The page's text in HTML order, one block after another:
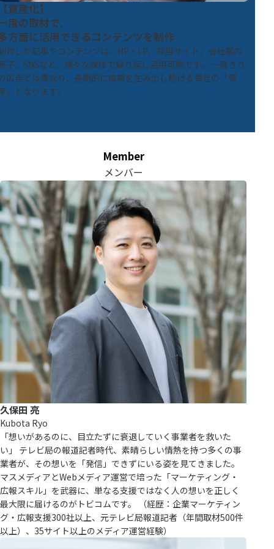
資産化】
度の取材で、
方面に活用できるコンテンツを制作
作した記事やコンテンツは、HP・LP、採用サイト、会社案内
子、SNSなど、様々な媒体で繰り返し活用可能です。 一度きり
広告とは異なり、長期的に成果を生み出し続ける貴社の「資
」となります。
Member
メンバー
久保田 亮
Kubota Ryo
「想いがあるのに、目立たずに衰退していく事業者を救いた
い」 テレビ局の報道記者時代、素晴らしい情熱を持つ多くの事
業者が、その想いを「発信」できずにいる姿を見てきました。
マスメディアとWebメディア運営で培った「マーケティング・
広報スキル」を武器に、単なる支援ではなく人の想いを正しく
最大限に届けるのがトビコムです。 （経歴：企業マーケティン
グ・広報支援300社以上、元テレビ局報道記者（年間取材500件
以上）、35サイト以上のメディア運営経験）